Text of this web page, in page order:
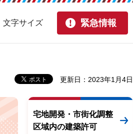
文字サイズ 緊急情報
更新日：2023年1月4日
宅地開発・市街化調整
区域内の建築許可